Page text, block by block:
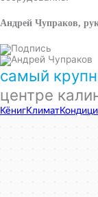
Андрей Чупраков,
самый
центре
КёнигКлимат
Кондиционеры в